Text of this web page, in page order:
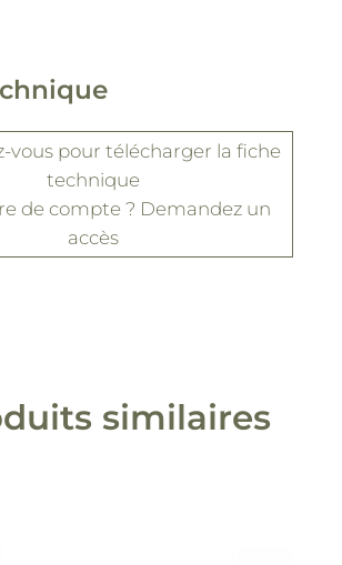
vouspour télécharger la fiche
technique
de compte ? Demandez un
accès
similaires